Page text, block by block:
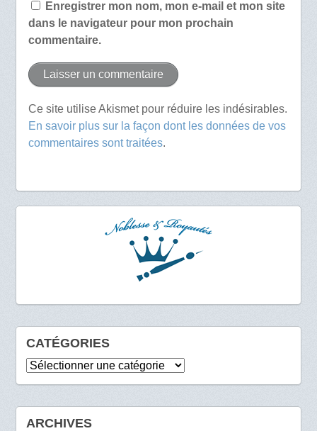
Enregistrer mon nom, mon e-mail et mon site
dans le navigateur pour mon prochain
commentaire.
Ce site utilise Akismet pour réduire les indésirables.
En savoir plus sur la façon dont les données de vos
commentaires sont traitées.
CATÉGORIES
Catégories
ARCHIVES